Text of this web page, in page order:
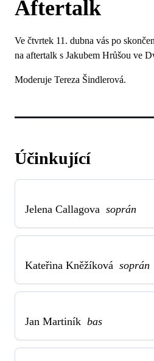
Aftertalk
Ve čtvrtek 11. dubna vás po
na aftertalk s Jakubem Hrůšou ve
Moderuje Tereza Šindlerová.
Účinkující
Jelena Callagova soprán
Kateřina Kněžíková soprán
Jan Martiník bas